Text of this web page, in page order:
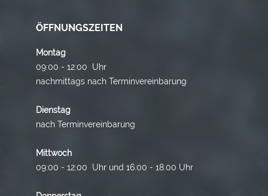
ÖFFNUNGSZEITEN
Montag
09:00 - 12:00 Uhr
nachmittags nach Terminvereinbarung
Dienstag
nach Terminvereinbarung
Mittwoch
09:00 - 12:00 Uhr und 16.00 - 18.00 Uhr